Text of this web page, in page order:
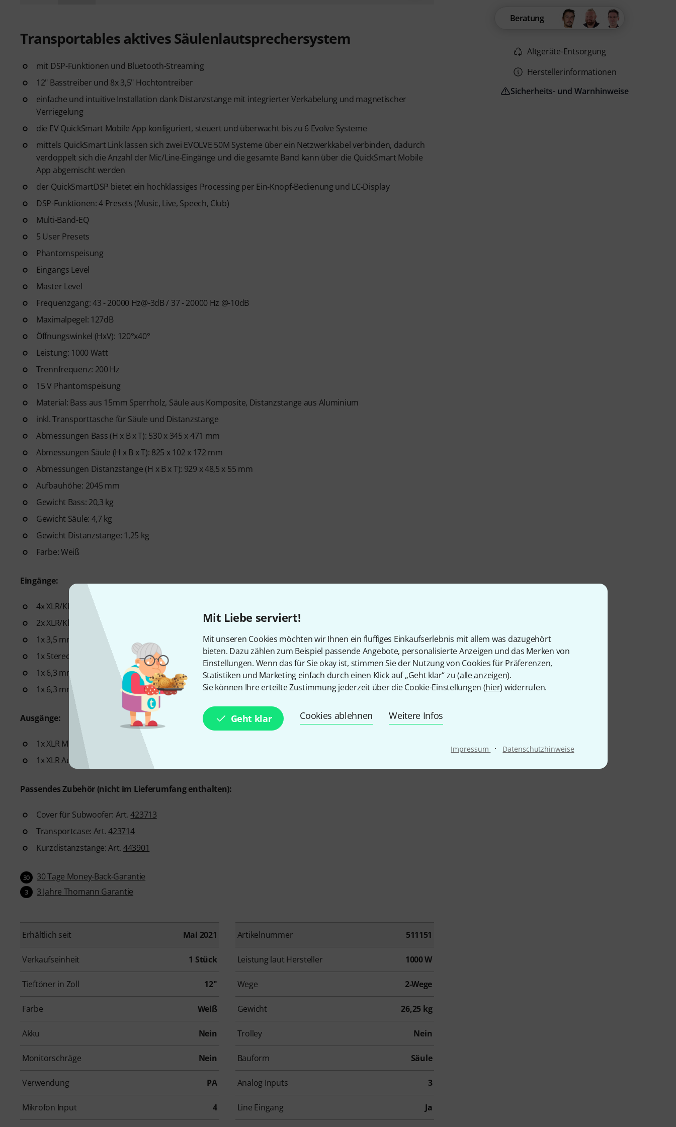
Mit Liebe serviert!
Mit unseren Cookies möchten wir Ihnen ein fluffiges Einkaufserlebnis mit allem was dazugehört
bieten. Dazu zählen zum Beispiel passende Angebote, personalisierte Anzeigen und das Merken von
Einstellungen. Wenn das für Sie okay ist, stimmen Sie der Nutzung von Cookies für Präferenzen,
Statistiken und Marketing einfach durch einen Klick auf „Geht klar“ zu (alle anzeigen).
Sie können Ihre erteilte Zustimmung jederzeit über die Cookie-Einstellungen (hier) widerrufen.
Geht klar Cookies ablehnen Weitere Infos
Impressum · Datenschutzhinweise
Transportables aktives Säulenlautsprechersystem
mit DSP-Funktionen und Bluetooth-Streaming
12" Basstreiber und 8x 3,5" Hochtontreiber
einfache und intuitive Installation dank Distanzstange mit integrierter Verkabelung und magnetischer
Verriegelung
die EV QuickSmart Mobile App konfiguriert, steuert und überwacht bis zu 6 Evolve Systeme
mittels QuickSmart Link lassen sich zwei EVOLVE 50M Systeme über ein Netzwerkkabel verbinden, dadurch
verdoppelt sich die Anzahl der Mic/Line-Eingänge und die gesamte Band kann über die QuickSmart Mobile
App abgemischt werden
der QuickSmartDSP bietet ein hochklassiges Processing per Ein-Knopf-Bedienung und LC-Display
DSP-Funktionen: 4 Presets (Music, Live, Speech, Club)
Multi-Band-EQ
5 User Presets
Phantomspeisung
Eingangs Level
Master Level
Frequenzgang: 43 - 20000 Hz@-3dB / 37 - 20000 Hz @-10dB
Maximalpegel: 127dB
Öffnungswinkel (HxV): 120°x40°
Leistung: 1000 Watt
Trennfrequenz: 200 Hz
15 V Phantomspeisung
Material: Bass aus 15mm Sperrholz, Säule aus Komposite, Distanzstange aus Aluminium
inkl. Transporttasche für Säule und Distanzstange
Abmessungen Bass (H x B x T): 530 x 345 x 471 mm
Abmessungen Säule (H x B x T): 825 x 102 x 172 mm
Abmessungen Distanzstange (H x B x T): 929 x 48,5 x 55 mm
Aufbauhöhe: 2045 mm
Gewicht Bass: 20,3 kg
Gewicht Säule: 4,7 kg
Gewicht Distanzstange: 1,25 kg
Farbe: Weiß
Eingänge:
4x XLR/Klinke Combo Buchse Mic/Line
2x XLR/Klinke Combo Buchse Stereo Line
1x 3,5 mm Miniklinke
1x Stereo Cinch
1x 6,3 mm Klinke Hi-Z Instrumenteneingang
1x 6,3 mm Klinke Fußschalter
Ausgänge:
1x XLR Mix
1x XLR Aux
Passendes Zubehör (nicht im Lieferumfang enthalten):
Cover für Subwoofer: Art.423713
Transportcase: Art.423714
Kurzdistanzstange: Art.443901
30 30 Tage Money-Back-Garantie
3 3 Jahre Thomann Garantie
Erhältlich seit Mai 2021 Artikelnummer 511151
Verkaufseinheit 1 Stück Leistung laut Hersteller 1000 W
Tieftöner in Zoll 12" Wege 2-Wege
Farbe Weiß Gewicht 26,25 kg
Akku Nein Trolley Nein
Monitorschräge Nein Bauform Säule
Verwendung PA Analog Inputs 3
Mikrofon Input 4 Line Eingang Ja
Beratung
Altgeräte-Entsorgung
Herstellerinformationen
Sicherheits- und Warnhinweise